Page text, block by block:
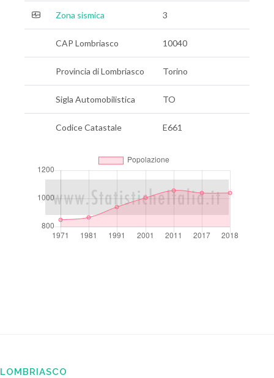
Zona sismica 3
CAP Lombriasco 10040
Provincia di Lombriasco Torino
Sigla Automobilistica TO
Codice Catastale E661
LOMBRIASCO